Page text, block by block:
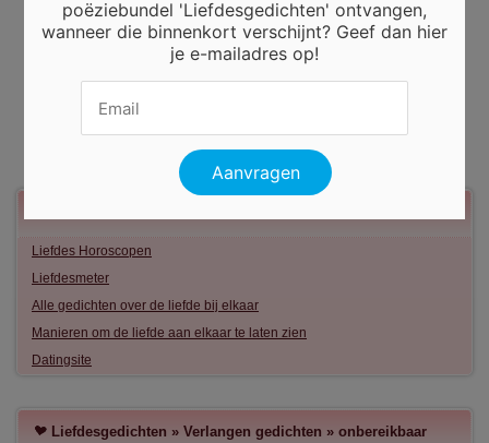
Liefdes Horoscopen
Liefdesmeter
Alle gedichten over de liefde bij elkaar
Manieren om de liefde aan elkaar te laten zien
Datingsite
Liefdesgedichten » Verlangen gedichten » onbereikbaar
poëziebundel 'Liefdesgedichten' ontvangen,
wanneer die binnenkort verschijnt? Geef dan hier
je e-mailadres op!